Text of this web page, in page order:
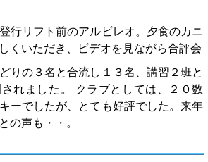
行リフト前のアルビレオ。夕食のカニ
くいただき、ビデオを見ながら合評会
りの３名と合流し１３名、講習２班と
れました。 クラブとしては、２０数
ーでしたが、とても好評でした。来年
の声も・・。